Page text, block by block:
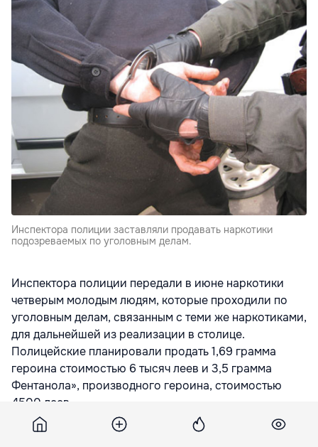
Инспектора полиции заставляли продавать наркотики
подозреваемых по уголовным делам.
Инспектора полиции передали в июне наркотики
четверым молодым людям, которые проходили по
уголовным делам, связанным с теми же наркотиками,
для дальнейшей из реализации в столице.
Полицейские планировали продать 1,69 грамма
героина стоимостью 6 тысяч леев и 3,5 грамма
Фентанола», производного героина, стоимостью
4500 леев.
- Они планировали за грамм наркотика получить по